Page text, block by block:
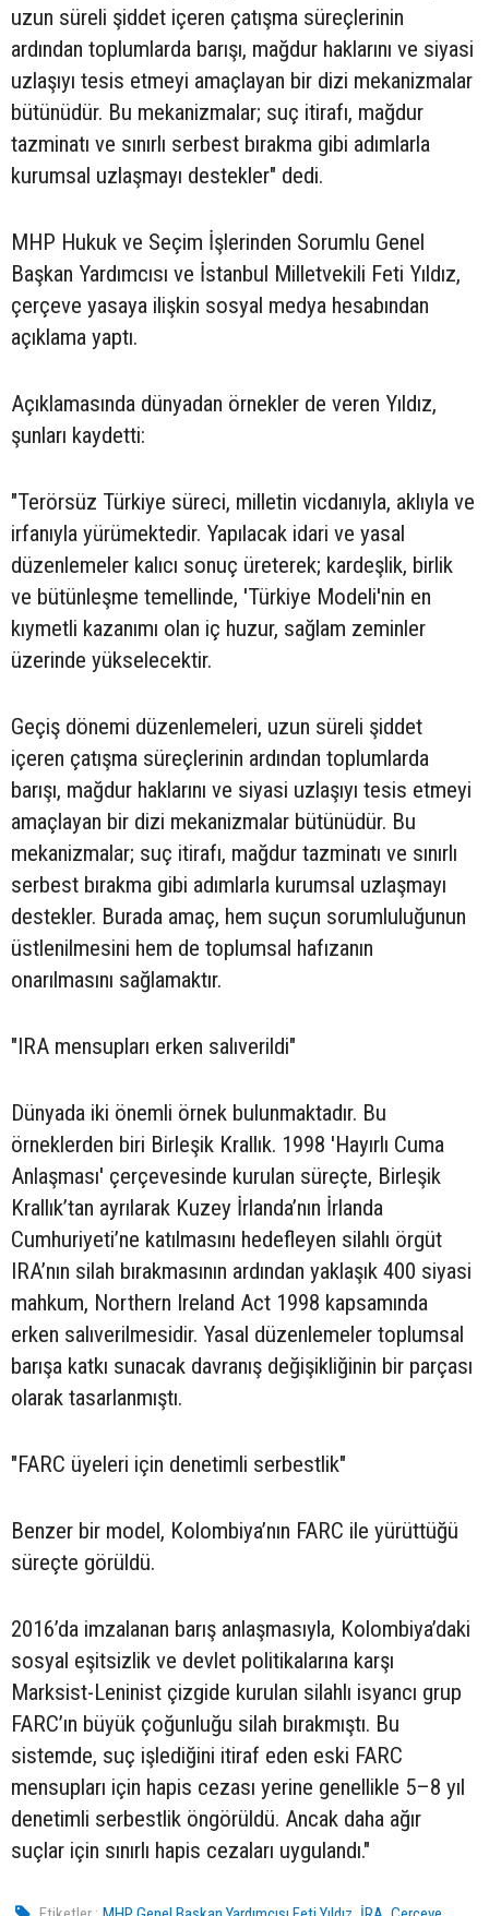
uzun süreli şiddet içeren çatışma süreçlerinin
ardından toplumlarda barışı, mağdur haklarını ve siyasi
uzlaşıyı tesis etmeyi amaçlayan bir dizi mekanizmalar
bütünüdür. Bu mekanizmalar; suç itirafı, mağdur
tazminatı ve sınırlı serbest bırakma gibi adımlarla
kurumsal uzlaşmayı destekler" dedi.
MHP Hukuk ve Seçim İşlerinden Sorumlu Genel
Başkan Yardımcısı ve İstanbul Milletvekili Feti Yıldız,
çerçeve yasaya ilişkin sosyal medya hesabından
açıklama yaptı.
Açıklamasında dünyadan örnekler de veren Yıldız,
şunları kaydetti:
"Terörsüz Türkiye süreci, milletin vicdanıyla, aklıyla ve
irfanıyla yürümektedir. Yapılacak idari ve yasal
düzenlemeler kalıcı sonuç üreterek; kardeşlik, birlik
ve bütünleşme temellinde, 'Türkiye Modeli'nin en
kıymetli kazanımı olan iç huzur, sağlam zeminler
üzerinde yükselecektir.
Geçiş dönemi düzenlemeleri, uzun süreli şiddet
içeren çatışma süreçlerinin ardından toplumlarda
barışı, mağdur haklarını ve siyasi uzlaşıyı tesis etmeyi
amaçlayan bir dizi mekanizmalar bütünüdür. Bu
mekanizmalar; suç itirafı, mağdur tazminatı ve sınırlı
serbest bırakma gibi adımlarla kurumsal uzlaşmayı
destekler. Burada amaç, hem suçun sorumluluğunun
üstlenilmesini hem de toplumsal hafızanın
onarılmasını sağlamaktır.
"IRA mensupları erken salıverildi"
Dünyada iki önemli örnek bulunmaktadır. Bu
örneklerden biri Birleşik Krallık. 1998 'Hayırlı Cuma
Anlaşması' çerçevesinde kurulan süreçte, Birleşik
Krallık’tan ayrılarak Kuzey İrlanda’nın İrlanda
Cumhuriyeti’ne katılmasını hedefleyen silahlı örgüt
IRA’nın silah bırakmasının ardından yaklaşık 400 siyasi
mahkum, Northern Ireland Act 1998 kapsamında
erken salıverilmesidir. Yasal düzenlemeler toplumsal
barışa katkı sunacak davranış değişikliğinin bir parçası
olarak tasarlanmıştı.
"FARC üyeleri için denetimli serbestlik"
Benzer bir model, Kolombiya’nın FARC ile yürüttüğü
süreçte görüldü.
2016’da imzalanan barış anlaşmasıyla, Kolombiya’daki
sosyal eşitsizlik ve devlet politikalarına karşı
Marksist-Leninist çizgide kurulan silahlı isyancı grup
FARC’ın büyük çoğunluğu silah bırakmıştı. Bu
sistemde, suç işlediğini itiraf eden eski FARC
mensupları için hapis cezası yerine genellikle 5–8 yıl
denetimli serbestlik öngörüldü. Ancak daha ağır
suçlar için sınırlı hapis cezaları uygulandı."